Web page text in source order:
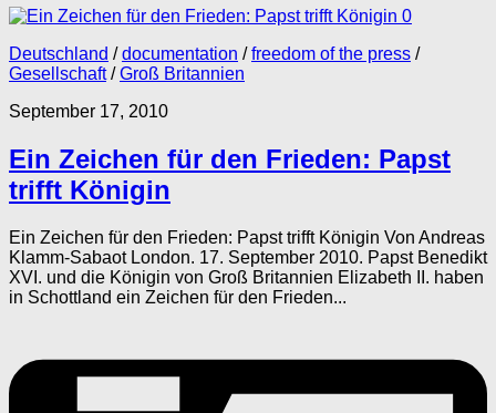
0
Deutschland /documentation /freedom of the press /
Gesellschaft/Groß Britannien
September 17, 2010
Ein Zeichen für den Frieden: Papst
trifft Königin
Ein Zeichen für den Frieden: Papst trifft Königin Von Andreas
Klamm-Sabaot London. 17. September 2010. Papst Benedikt
XVI. und die Königin von Groß Britannien Elizabeth II. haben
in Schottland ein Zeichen für den Frieden...